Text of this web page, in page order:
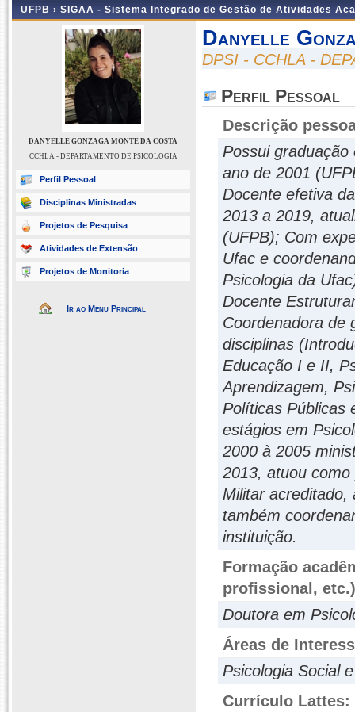
UFPB › SIGAA - Sistema Integrado de Gestão de Atividades
DANYELLE GONZAGA MONTE DA COSTA
CCHLA - DEPARTAMENTO DE PSICOLOGIA
Perfil Pessoal
Disciplinas Ministradas
Projetos de Pesquisa
Atividades de Extensão
Projetos de Monitoria
Ir ao Menu Principal
Danyelle
DPSI - CCHLA -
Perfil Pessoal
Descrição
Possui
ano de 2001
Docente efetiva
2013 a 2019,
(UFPB); Com
Ufac e
Psicologia da
Docente
Coordenadora de
disciplinas
Educação I e II,
Aprendizagem,
Políticas Públicas
estágios em
2000 à 2005
2013, atuou
Militar acreditado,
também
instituição.
Formação
profissional, etc.)
Doutora em
Áreas de
Psicologia Social
Currículo Lattes: